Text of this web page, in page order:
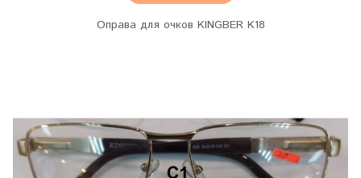
Оправа для очков KINGBER K18